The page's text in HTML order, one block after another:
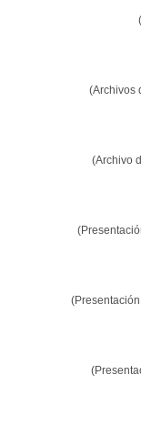
(Archivos
(Archivo